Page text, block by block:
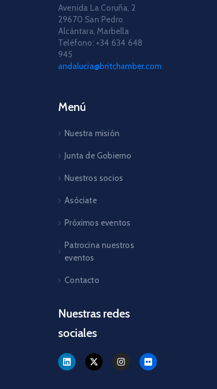
Avenida La Coruña, 2
29670 San Pedro
Alcántara, Marbella
Teléfono: +34 634 648
945
andalucia@britchamber.com
Menú
Nuestra misión
Junta de Gobierno
Nuestros socios
Asóciate
Próximos eventos
Patrocina nuestros
eventos
Contacto
Nuestras redes
sociales